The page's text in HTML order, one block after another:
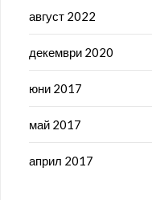
август 2022
декември 2020
юни 2017
май 2017
април 2017